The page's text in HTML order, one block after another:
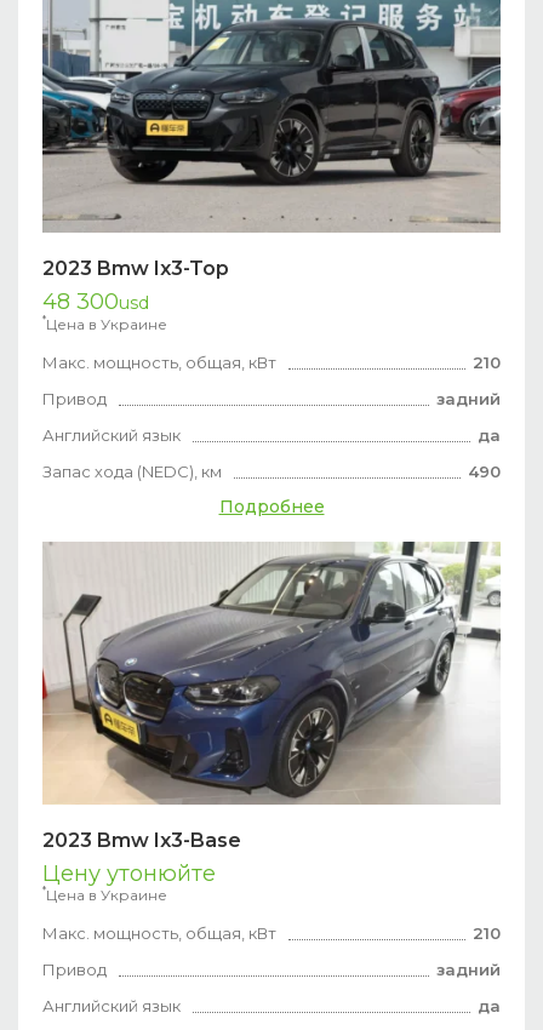
2023 Bmw Ix3-Top
48 300usd
*Цена в Украине
Макс. мощность, общая, кВт
210
Привод
задний
Английский язык
да
Запас хода (NEDC), км
490
Подробнее
2023 Bmw Ix3-Base
Цену утонюйте
*Цена в Украине
Макс. мощность, общая, кВт
210
Привод
задний
Английский язык
да